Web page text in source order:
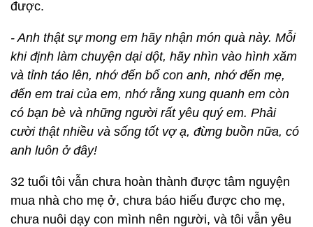
được.
- Anh thật sự mong em hãy nhận món quà này. Mỗi
khi định làm chuyện dại dột, hãy nhìn vào hình xăm
và tỉnh táo lên, nhớ đến bố con anh, nhớ đến mẹ,
đến em trai của em, nhớ rằng xung quanh em còn
có bạn bè và những người rất yêu quý em. Phải
cười thật nhiều và sống tốt vợ ạ, đừng buồn nữa, có
anh luôn ở đây!
32 tuổi tôi vẫn chưa hoàn thành được tâm nguyện
mua nhà cho mẹ ở, chưa báo hiếu được cho mẹ,
chưa nuôi dạy con mình nên người, và tôi vẫn yêu